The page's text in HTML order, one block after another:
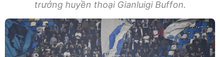
trưởng huyền thoại Gianluigi Buffon.